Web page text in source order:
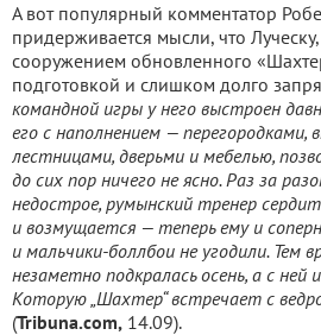
А вот популярный комментатор
придерживается мысли, что
сооружением обновленного
подготовкой и слишком долго
командной игры у него выстроен
его с наполнением — перегородками,
лестницами, дверьми и мебелью,
до сих пор ничего не ясно. Раз за
недострое, румынский тренер
и возмущается — теперь ему и
и мальчики-боллбои не угодили. Тем
незаметно подкралась осень, а с ней
Которую „Шахтер“ встречает с
(Tribuna.com, 14.09).